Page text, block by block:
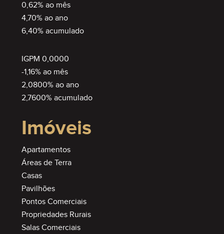
0,62% ao mês
4,70% ao ano
6,40% acumulado
IGPM 0,0000
-1,16% ao mês
2,0800% ao ano
2,7600% acumulado
Imóveis
Apartamentos
Áreas de Terra
Casas
Pavilhões
Pontos Comerciais
Propriedades Rurais
Salas Comerciais